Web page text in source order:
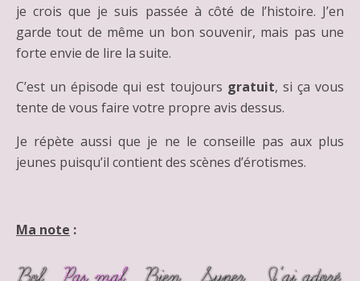
je crois que je suis passée à côté de l’histoire. J’en
garde tout de même un bon souvenir, mais pas une
forte envie de lire la suite.
C’est un épisode qui est toujours gratuit, si ça vous
tente de vous faire votre propre avis dessus.
Je répète aussi que je ne le conseille pas aux plus
jeunes puisqu’il contient des scènes d’érotismes.
Ma note :